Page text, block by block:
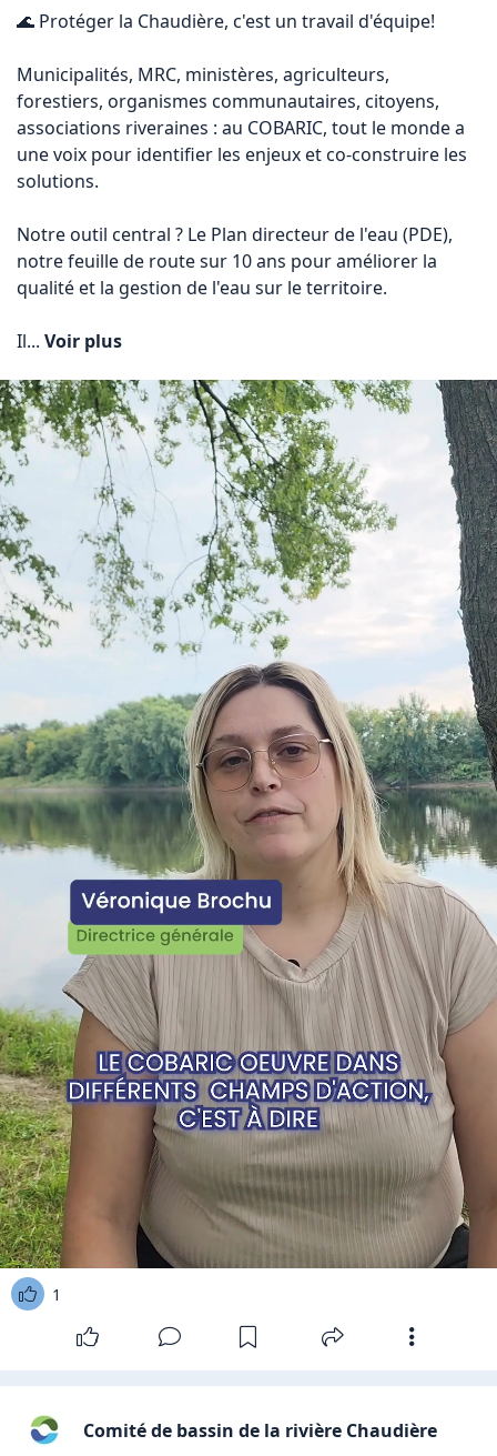
🌊 Protéger la Chaudière, c'est un travail d'équipe!
Municipalités, MRC, ministères, agriculteurs,
forestiers, organismes communautaires, citoyens,
associations riveraines : au COBARIC, tout le monde a
une voix pour identifier les enjeux et co-construire les
solutions.
Notre outil central ? Le Plan directeur de l'eau (PDE),
notre feuille de route sur 10 ans pour améliorer la
qualité et la gestion de l'eau sur le territoire.
Il... Voir plus
1
Comité de bassin de la rivière Chaudière